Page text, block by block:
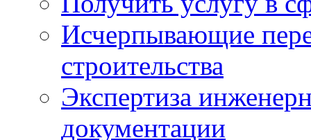
Исчерпывающие
строительства
Экспертиза
документации